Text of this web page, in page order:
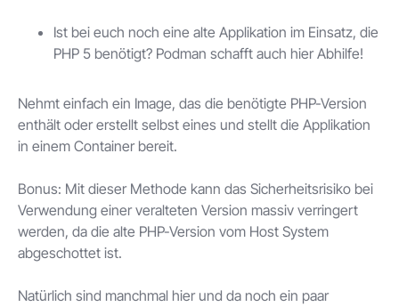
Ist bei euch noch eine alte Applikation im Einsatz, die
PHP 5 benötigt? Podman schafft auch hier Abhilfe!
Nehmt einfach ein Image, das die benötigte PHP-Version
enthält oder erstellt selbst eines und stellt die Applikation
in einem Container bereit.
Bonus: Mit dieser Methode kann das Sicherheitsrisiko bei
Verwendung einer veralteten Version massiv verringert
werden, da die alte PHP-Version vom Host System
abgeschottet ist.
Natürlich sind manchmal hier und da noch ein paar